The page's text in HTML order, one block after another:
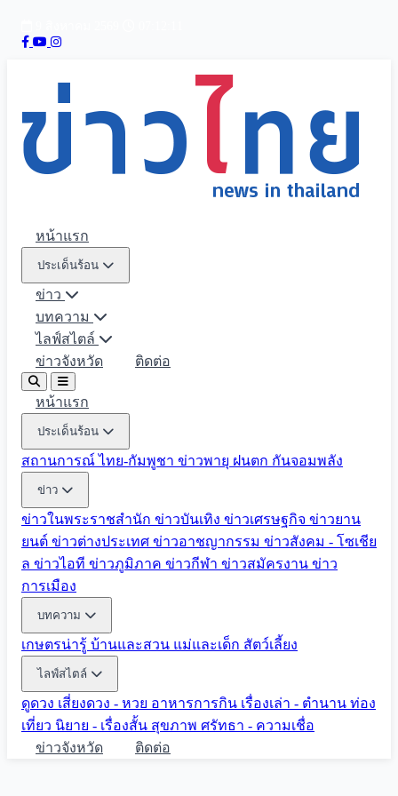
หน้าแรก
ประเด็นร้อน
ข่าว
บทความ
ไลฟ์สไตล์
ข่าวจังหวัด
ติดต่อ
หน้าแรก
ประเด็นร้อน
สถานการณ์ ไทย-กัมพูชา ข่าวพายุ ฝนตก กันจอมพลัง
ข่าว
ข่าวในพระราชสำนัก ข่าวบันเทิง ข่าวเศรษฐกิจ ข่าวยาน
ยนต์ ข่าวต่างประเทศ ข่าวอาชญากรรม ข่าวสังคม - โซเชีย
ล ข่าวไอที ข่าวภูมิภาค ข่าวกีฬา ข่าวสมัครงาน ข่าว
การเมือง
บทความ
เกษตรน่ารู้ บ้านและสวน แม่และเด็ก สัตว์เลี้ยง
ไลฟ์สไตล์
ดูดวง เสี่ยงดวง - หวย อาหารการกิน เรื่องเล่า - ตำนาน ท่อง
เที่ยว นิยาย - เรื่องสั้น สุขภาพ ศรัทธา - ความเชื่อ
ข่าวจังหวัด
ติดต่อ